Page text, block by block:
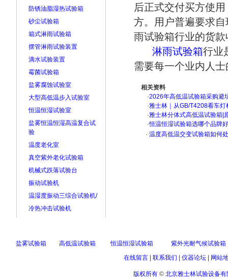
防锈油脂湿热试验箱
砂尘试验箱
箱式淋雨试验箱
摆管淋雨试验装置
滴水试验装置
霉菌试验箱
盐雾腐蚀试验室
大型高低温步入试验室
恒温恒湿试验室
盐雾恒温恒湿高温复合试
验
温度老化室
真空紫外老化试验箱
机械式跌落试验台
振动试验机
温湿度振动三综合试验机/
冷热冲击试验机
后正式交付买方使
方。用户普遍要求
雨试验箱行业的货
淋雨试验箱行业
需要每一个业内人
相关资料
·2026年高低温试验箱采购
·雅士林｜从GB/T4208看车
·雅士林分体式高低温试验箱|
·恒温恒湿试验箱选哪个品牌
· 温度高低温交变试验箱如何
盐雾试验箱 高低温试验箱 恒温恒湿试验箱
紫外光耐气候试验箱
在线留言| 联系我们 仪器论坛| 网站
版权所有 © 北京雅士林试验设备有